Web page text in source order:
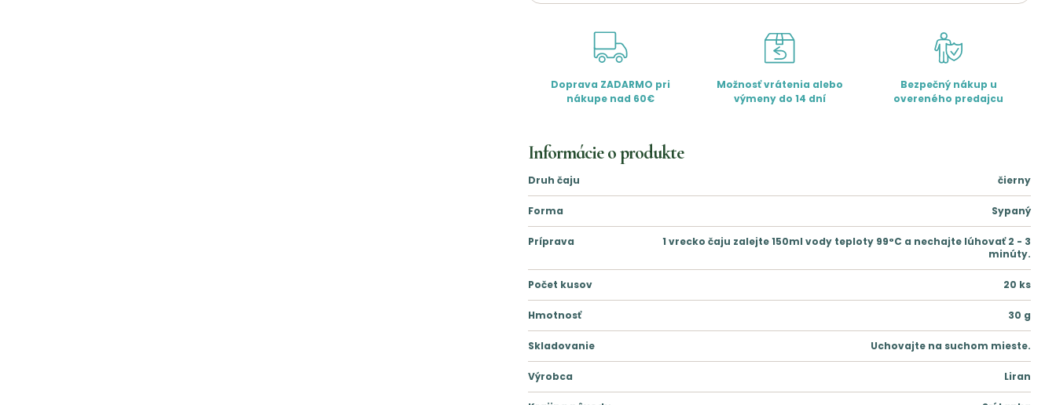
Doprava ZADARMO pri
nákupe nad 60€
Možnosť vrátenia alebo
výmeny do 14 dní
Bezpečný nákup u
overeného predajcu
Informácie o produkte
Druh čaju čierny
Forma Sypaný
Príprava
1 vrecko čaju zalejte 150ml vody teploty 99°C a nechajte lúhovať 2 - 3
minúty.
Počet kusov 20 ks
Hmotnosť 30 g
Skladovanie Uchovajte na suchom mieste.
Výrobca Liran